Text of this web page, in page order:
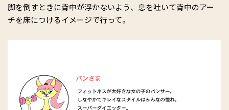
脚を倒すときに背中が浮かないよう、息を吐いて背中のアー
チを床につけるイメージで行って。